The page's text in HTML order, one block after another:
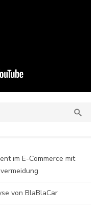

im E-Commerce mit
von BlaBlaCar